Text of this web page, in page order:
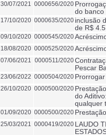
30/07/2021 0000656/2020
do banco
17/10/2020 0000635/2020 inclusão
de R$
09/10/2020 0000545/2020
18/08/2020 0000525/2020
07/06/2021 0000511/2020
Pescar
23/06/2022 0000504/2020
26/10/2020 0000500/2020
do
qualquer
01/09/2020 0000500/2020
25/03/2021 0000419/2020 LAUDO